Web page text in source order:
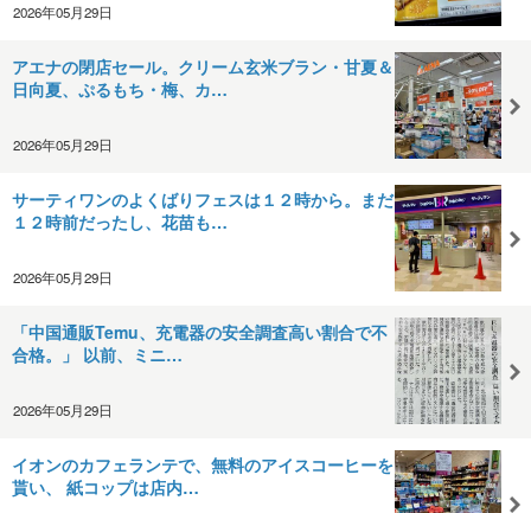
2026年05月29日
アエナの閉店セール。クリーム玄米ブラン・甘夏＆
日向夏、ぷるもち・梅、カ…
2026年05月29日
サーティワンのよくばりフェスは１２時から。まだ
１２時前だったし、花苗も…
2026年05月29日
「中国通販Temu、充電器の安全調査高い割合で不
合格。」 以前、ミニ…
2026年05月29日
イオンのカフェランテで、無料のアイスコーヒーを
貰い、 紙コップは店内…